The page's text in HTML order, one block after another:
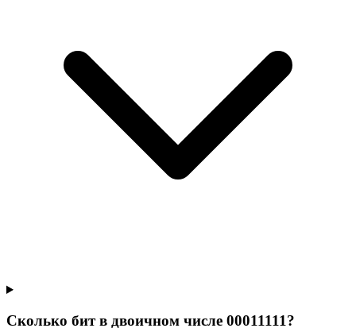
Сколько бит в двоичном числе 00011111?